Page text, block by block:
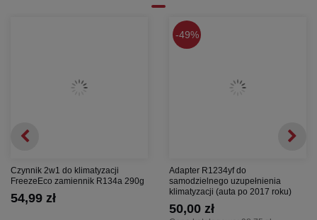
Czynnik 2w1 do klimatyzacji
FreezeEco zamiennik R134a 290g
54,99 zł
49%
Adapter R1234yf do
samodzielnego uzupełnienia
klimatyzacji (auta po 2017 roku)
50,00 zł